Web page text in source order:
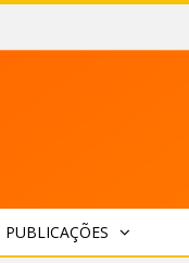
PUBLICAÇÕES